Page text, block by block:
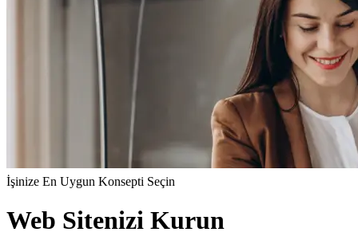
İşinize En Uygun Konsepti Seçin
Web Sitenizi Kurun